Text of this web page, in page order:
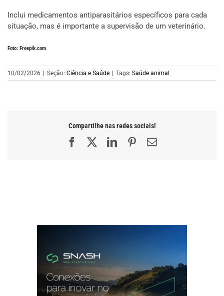
Inclui medicamentos antiparasitários específicos para cada
situação, mas é importante a supervisão de um veterinário.
Foto: Freepik.com
10/02/2026 | Seção: Ciência e Saúde | Tags: Saúde animal
Compartilhe nas redes sociais!
FacebookLinkedInPinterest
E-